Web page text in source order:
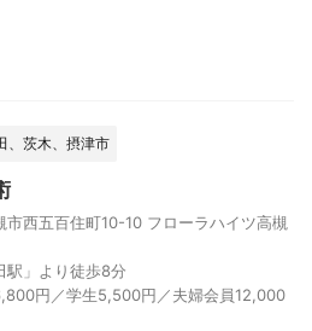
、茨木、摂津市
市西五百住町10-10 フローラハイツ高槻
駅」より徒歩8分
円／学生5,500円／夫婦会員12,000